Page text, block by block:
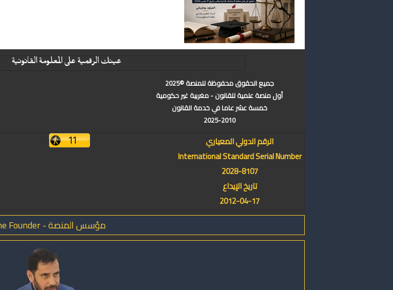
عينك الرقمية على المعلومة القانونية
جميع الحقوق محفوظة للمنصة ©2025
أول منصة علمية للقانون - مغربية غير حكومية
خمسة عشر عاما في خدمة القانون
2025-2010
الرقم الدولي المعياري
International Standard Serial Number
2028-8107
تاريخ الإيداع
2012-04-17
مؤسس المنصة - The Founder